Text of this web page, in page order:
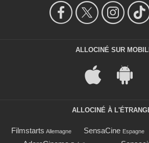
ALLOCINÉ SUR
ALLOCINÉ À
Filmstarts Allemagne SensaCine Espagne